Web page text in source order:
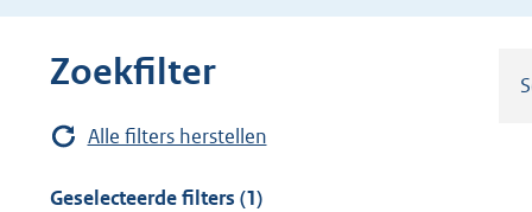
Zoekfilter
Alle filters herstellen
Geselecteerde filters (1)